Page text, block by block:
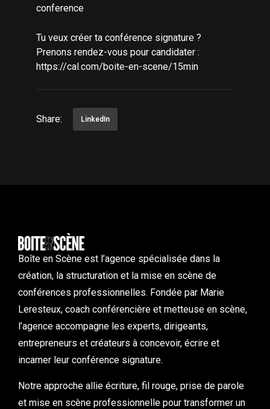
conference
Tu veux créer ta conférence signature ?
Prenons rendez-vous pour candidater :
https://cal.com/boite-en-scene/15min
Share: LinkedIn
Boîte en Scène est l’agence spécialisée dans la
création, la structuration et la mise en scène de
conférences professionnelles. Fondée par Marie
Leresteux, coach conférencière et metteuse en scène,
l’agence accompagne les experts, dirigeants,
entrepreneurs et créateurs à concevoir, écrire et
incarner leur conférence signature.
Notre approche allie écriture, fil rouge, prise de parole
et mise en scène professionnelle pour transformer un